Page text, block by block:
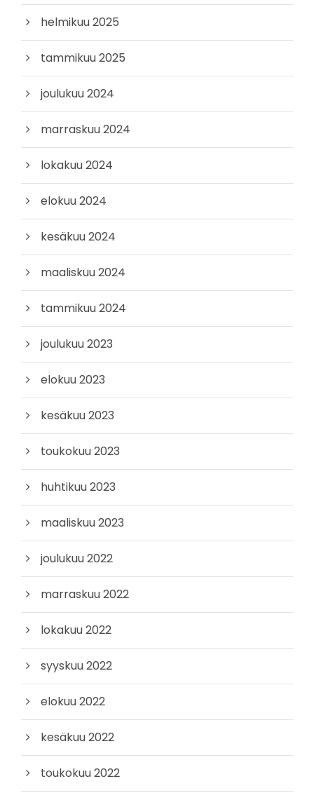
helmikuu 2025
tammikuu 2025
joulukuu 2024
marraskuu 2024
lokakuu 2024
elokuu 2024
kesäkuu 2024
maaliskuu 2024
tammikuu 2024
joulukuu 2023
elokuu 2023
kesäkuu 2023
toukokuu 2023
huhtikuu 2023
maaliskuu 2023
joulukuu 2022
marraskuu 2022
lokakuu 2022
syyskuu 2022
elokuu 2022
kesäkuu 2022
toukokuu 2022